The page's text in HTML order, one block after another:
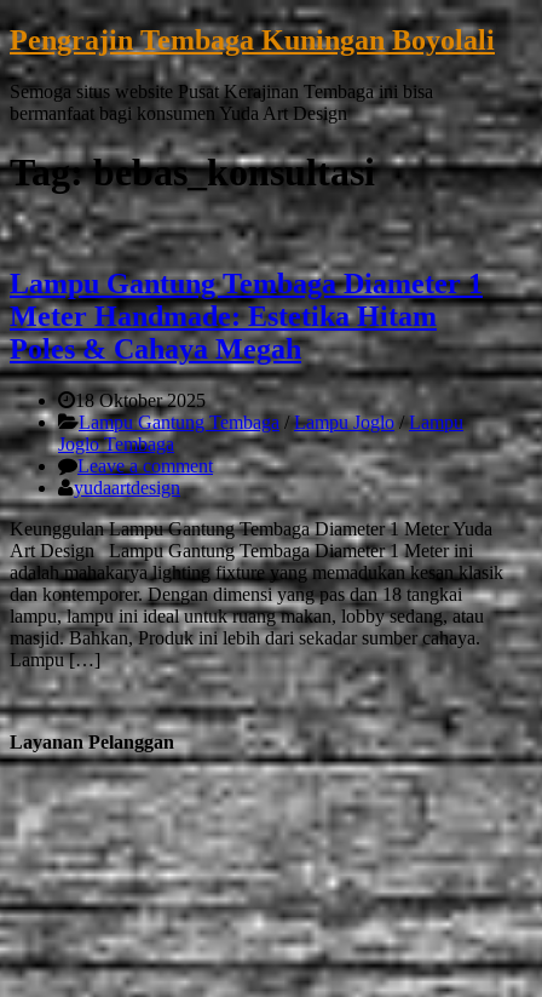
Pengrajin Tembaga Kuningan Boyolali
Semoga situs website Pusat Kerajinan Tembaga ini bisa
bermanfaat bagi konsumen Yuda Art Design
Tag:bebas_konsultasi
Lampu Gantung Tembaga Diameter 1
Meter Handmade: Estetika Hitam
Poles & Cahaya Megah
18 Oktober 2025
Lampu Gantung Tembaga /Lampu Joglo /Lampu
Joglo Tembaga
Leave a comment
yudaartdesign
Keunggulan Lampu Gantung Tembaga Diameter 1 Meter Yuda
Art Design Lampu Gantung Tembaga Diameter 1 Meter ini
adalah mahakarya lighting fixture yang memadukan kesan klasik
dan kontemporer. Dengan dimensi yang pas dan 18 tangkai
lampu, lampu ini ideal untuk ruang makan, lobby sedang, atau
masjid. Bahkan, Produk ini lebih dari sekadar sumber cahaya.
Lampu […]
Layanan Pelanggan